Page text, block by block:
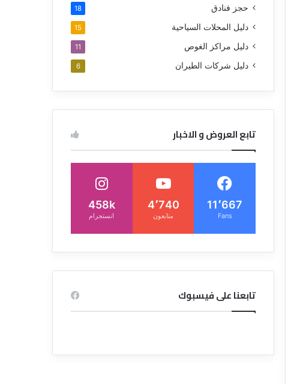
حجز فنادق 18
دليل المحلات السياحية 15
دليل مراكز الغوص 11
دليل شركات الطيران 6
تابع العروض و الاخبار
11٬667
Fans
4٬740
متابعون
458k
انستجرام
تابعنا على فيسبوك